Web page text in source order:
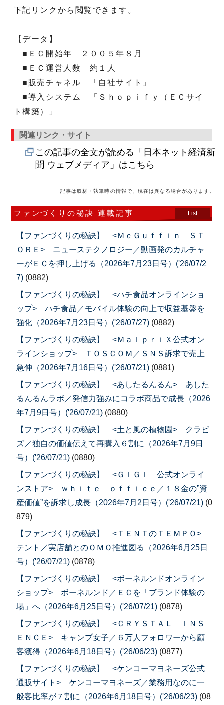
下記リンクから閲覧できます。
【データ】
■ＥＣ開始年 ２００５年８月
■ＥＣ運営人数 約１人
■販売チャネル 「自社サイト」
■導入システム 「Ｓｈｏｐｉｆｙ（ＥＣサイ
ト構築）」
関連リンク・サイト
この記事の全文が読める「日本ネット経済新
聞 ウェブメディア」はこちら
記事は取材・執筆時の情報で、現在は異なる場合があります。
ファンづくりの秘訣 連載記事 List
【ファンづくりの秘訣】 <ＭｃＧｕｆｆｉｎ ＳＴ
ＯＲＥ> ニューステクノロジー／動画発のカルチャ
ーがＥＣを押し上げる（2026年7月23日号）('26/07/2
7) (0882)
【ファンづくりの秘訣】 <ハチ食品オンラインショ
ップ> ハチ食品／モバイル体験の向上で収益基盤を
強化（2026年7月23日号）('26/07/27) (0882)
【ファンづくりの秘訣】 <ＭａｌｐｒｉＸ公式オン
ラインショップ> ＴＯＳＣＯＭ／ＳＮＳ訴求で売上
急伸（2026年7月16日号）('26/07/21) (0881)
【ファンづくりの秘訣】 <あしたるんるん> あした
るんるんラボ／発信力強みにコラボ商品で成長（2026
年7月9日号）('26/07/21) (0880)
【ファンづくりの秘訣】 <土と風の植物園> クラビ
ズ／独自の価値伝えて再購入６割に（2026年7月9日
号）('26/07/21) (0880)
【ファンづくりの秘訣】 <ＧＩＧＩ 公式オンライ
ンストア> ｗｈｉｔｅ ｏｆｆｉｃｅ／１８金の”資
産価値”を訴求し成長（2026年7月2日号）('26/07/21) (0
879)
【ファンづくりの秘訣】 <ＴＥＮＴのＴＥＭＰＯ>
テント／実店舗とのＯＭＯ推進図る（2026年6月25日
号）('26/07/21) (0878)
【ファンづくりの秘訣】 <ボーネルンドオンライン
ショップ> ボーネルンド／ＥＣを「ブランド体験の
場」へ（2026年6月25日号）('26/07/21) (0878)
【ファンづくりの秘訣】 <ＣＲＹＳＴＡＬ ＩＮＳ
ＥＮＣＥ> キャンプ女子／６万人フォロワーから顧
客獲得（2026年6月18日号）('26/06/23) (0877)
【ファンづくりの秘訣】 <ケンコーマヨネーズ公式
通販サイト> ケンコーマヨネーズ／業務用なのに一
般客比率が７割に（2026年6月18日号）('26/06/23) (08